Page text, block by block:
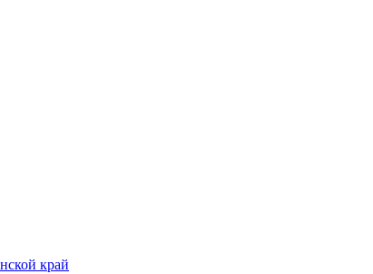
край